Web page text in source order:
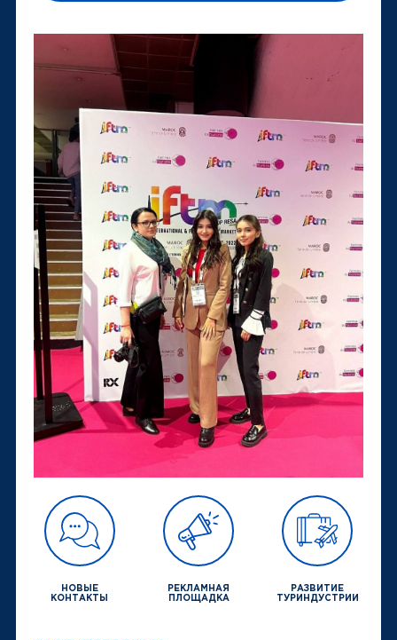
НОВЫЕ
КОНТАКТЫ
РЕКЛАМНАЯ
ПЛОЩАДКА
РАЗВИТИЕ
ТУРИНДУСТРИИ